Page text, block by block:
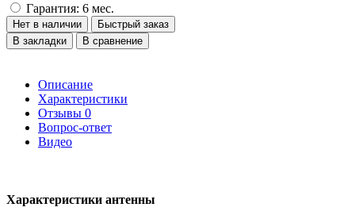
Гарантия: 6 мес.
Нет в наличии
Быстрый заказ
В закладки
В сравнение
Описание
Характеристики
Отзывы 0
Вопрос-ответ
Видео
Характеристики антенны